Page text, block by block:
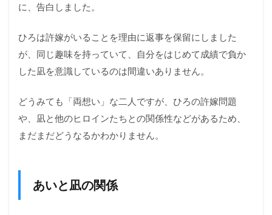
に、告白しました。
ひろは許嫁がいることを理由に返事を保留にしました
が、同じ趣味を持っていて、自分をはじめて成績で負か
した凪を意識しているのは間違いありません。
どうみても「両想い」な二人ですが、ひろの許嫁問題
や、凪と他のヒロインたちとの関係性などがあるため、
まだまだどうなるかわかりません。
あいと凪の関係